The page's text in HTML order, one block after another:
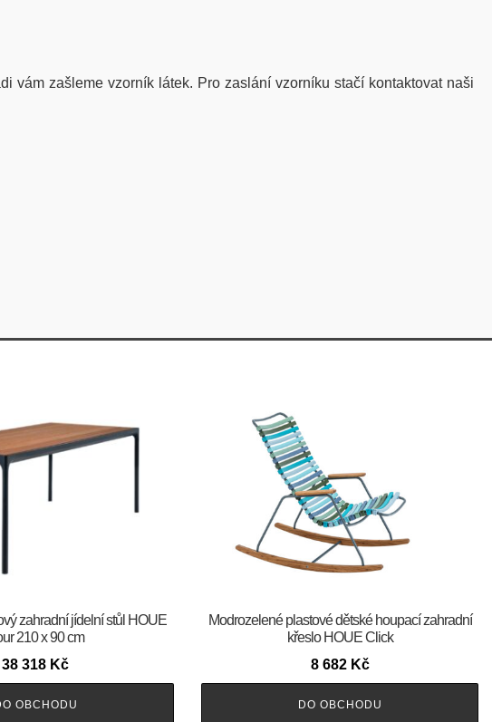
vám zašleme vzorník látek. Pro zaslání vzorníku stačí kontaktovat naši
zahradní jídelní stůl HOUE
210 x 90 cm
38 318 Kč
OBCHODU
Modrozelené plastové dětské houpací zahradní
křeslo HOUE Click
8 682 Kč
DO OBCHODU